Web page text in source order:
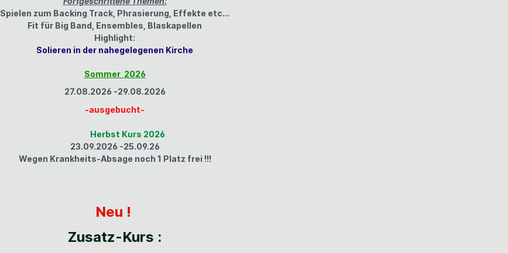
Spielen zum Backing Track, Phrasierung, Effekte etc...
Fit für Big Band, Ensembles, Blaskapellen
Highlight:
Solieren in der nahegelegenen Kirche
Sommer 2026
27.08.2026 -29.08.2026
-ausgebucht-
Herbst Kurs 2026
23.09.2026 -25.09.26
Wegen Krankheits-Absage noch 1 Platz frei !!!
Neu !
Zusatz-Kurs :